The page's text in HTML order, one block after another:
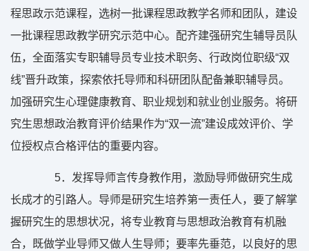
程思政示范课程，选树一批课程思政教学名师和团队，建设
一批课程思政教学研究示范中心。配齐建强研究生辅导员队
伍，全面落实专职辅导员专业技术职务、行政岗位职级“双
线”晋升政策，探索依托导师和科研团队配备兼职辅导员。
加强研究生心理健康教育、职业规划和就业创业服务。将研
究生思想政治教育评价结果作为“双一流”建设成效评价、学
位授权点合格评估的重要内容。
5．发挥导师言传身教作用，激励导师做研究生成
长成才的引路人。导师是研究生培养第一责任人，要了解掌
握研究生的思想状况，将专业教育与思想政治教育有机融
合，既做学业导师又做人生导师；要率先垂范，以良好的思